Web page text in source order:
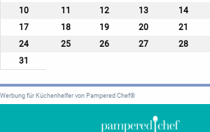
10
11 12 13 14
17
18 19 20 21
24
25 26 27 28
31
Werbung für Küchenhelfer von Pampered Chef®